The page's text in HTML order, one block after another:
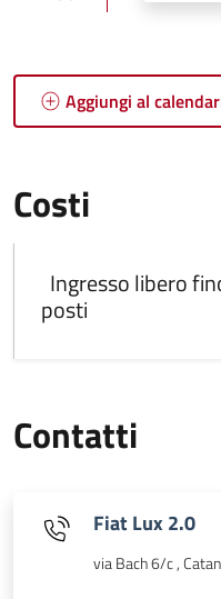
Aggiungi al
Costi
Ingresso libero
posti
Contatti
Fiat Lux 2.0
via Bach 6/c ,